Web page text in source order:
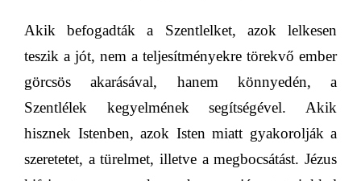
Akik befogadták a Szentlelket, azok lelkesen
teszik a jót, nem a teljesítményekre törekvő ember
görcsös akarásával, hanem könnyedén, a
Szentlélek kegyelmének segítségével. Akik
hisznek Istenben, azok Isten miatt gyakorolják a
szeretetet, a türelmet, illetve a megbocsátást. Jézus